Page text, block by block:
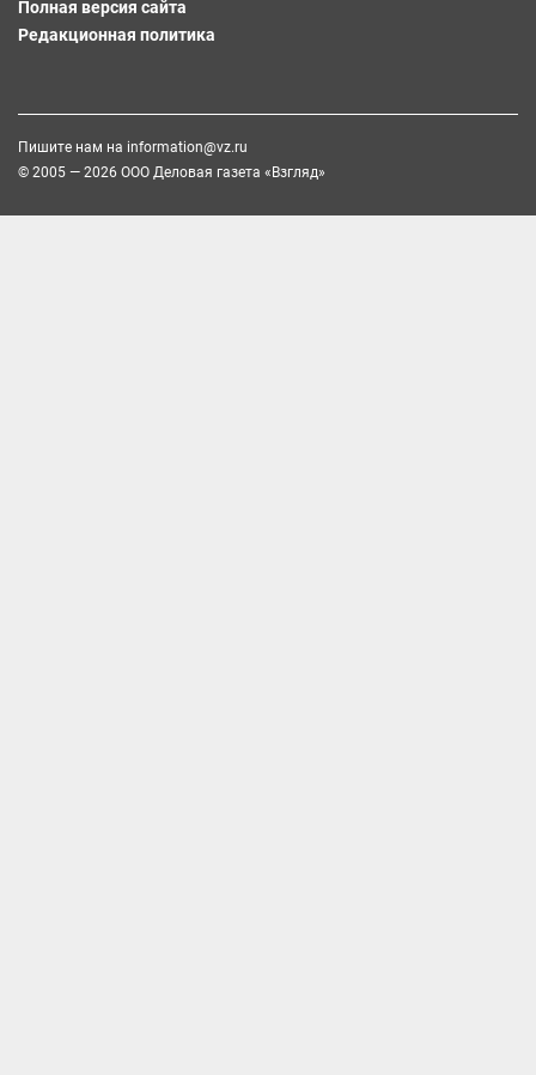
Полная версия сайта
Редакционная политика
Пишите нам на information@vz.ru
© 2005 — 2026 ООО Деловая газета «Взгляд»